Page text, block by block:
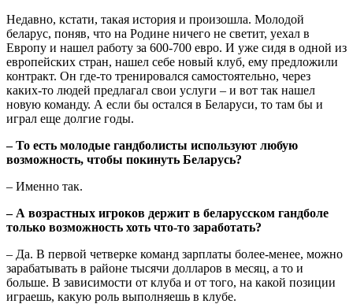
Недавно, кстати, такая история и произошла. Молодой
беларус, поняв, что на Родине ничего не светит, уехал в
Европу и нашел работу за 600-700 евро. И уже сидя в одной из
европейских стран, нашел себе новый клуб, ему предложили
контракт. Он где-то тренировался самостоятельно, через
каких-то людей предлагал свои услуги – и вот так нашел
новую команду. А если бы остался в Беларуси, то там бы и
играл еще долгие годы.
– То есть молодые гандболисты используют любую
возможность, чтобы покинуть Беларусь?
– Именно так.
– А возрастных игроков держит в беларусском гандболе
только возможность хоть что-то заработать?
– Да. В первой четверке команд зарплаты более-менее, можно
зарабатывать в районе тысячи долларов в месяц, а то и
больше. В зависимости от клуба и от того, на какой позиции
играешь, какую роль выполняешь в клубе.